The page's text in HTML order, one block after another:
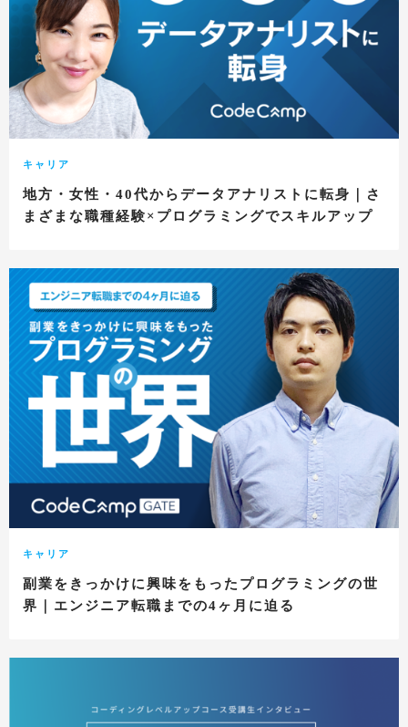
キャリア
地方・女性・40代からデータアナリストに転身｜さ
まざまな職種経験×プログラミングでスキルアップ
キャリア
副業をきっかけに興味をもったプログラミングの世
界｜エンジニア転職までの4ヶ月に迫る